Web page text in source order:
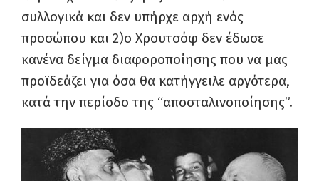
συλλογικά και δεν υπήρχε αρχή ενός
προσώπου και 2)ο Χρουτσόφ δεν έδωσε
κανένα δείγμα διαφοροποίησης που να μας
προϊδεάζει για όσα θα κατήγγειλε αργότερα,
κατά την περίοδο της “αποσταλινοποίησης”.